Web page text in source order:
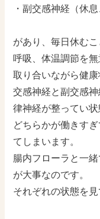
・副交感神経（休
があり、毎日休む
呼吸、体温調節を
取り合いながら健康
交感神経と副交感
律神経が整ってい状
どちらかが働きす
てしまいます。
腸内フローラと一
が大事なのです。
それぞれの状態を見